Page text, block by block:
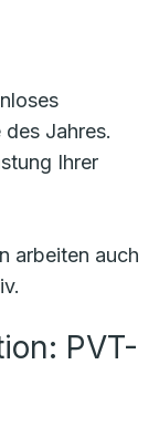
Jahres.
Ihrer
arbeiten auch
PVT-